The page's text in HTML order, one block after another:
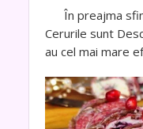
În preajma
Cerurile sunt
au cel mai mare